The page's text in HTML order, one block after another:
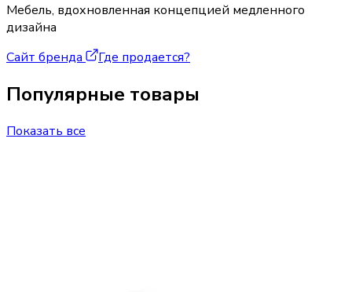
Мебель, вдохновленная концепцией медленного
дизайна
Сайт бренда
Где продается?
Популярные товары
Показать все